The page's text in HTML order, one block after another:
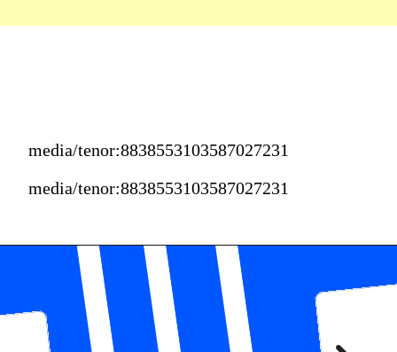
media/tenor:8838553103587027231
media/tenor:8838553103587027231